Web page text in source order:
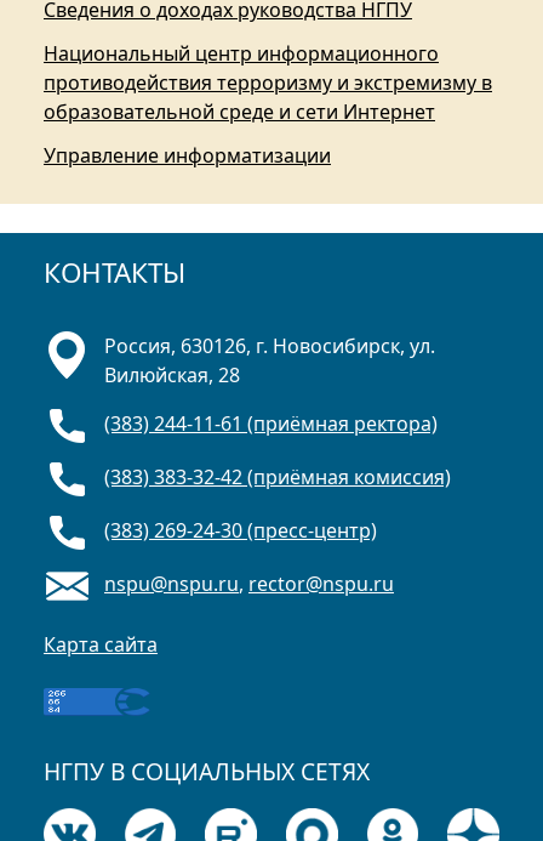
Сведения о доходах руководства НГПУ
Национальный центр информационного
противодействия терроризму и экстремизму в
образовательной среде и сети Интернет
Управление информатизации
КОНТАКТЫ
Россия, 630126, г. Новосибирск, ул.
Вилюйская, 28
(383) 244-11-61 (приёмная ректора)
(383) 383-32-42 (приёмная комиссия)
(383) 269-24-30 (пресс-центр)
nspu@nspu.ru, rector@nspu.ru
Карта сайта
НГПУ В СОЦИАЛЬНЫХ СЕТЯХ